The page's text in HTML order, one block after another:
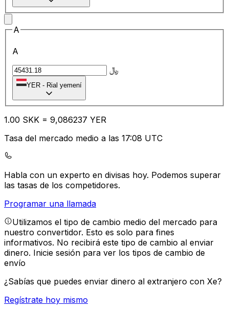
A
A
﷼
YER - Rial yemení
1.00 SKK = 9,086237 YER
Tasa del mercado medio a las 17:08 UTC
Habla con un experto en divisas hoy. Podemos superar
las tasas de los competidores.
Programar una llamada
Utilizamos el tipo de cambio medio del mercado para
nuestro convertidor. Esto es solo para fines
informativos. No recibirá este tipo de cambio al enviar
dinero. Inicie sesión para ver los tipos de cambio de
envío
¿Sabías que puedes enviar dinero al extranjero con Xe?
Regístrate hoy mismo